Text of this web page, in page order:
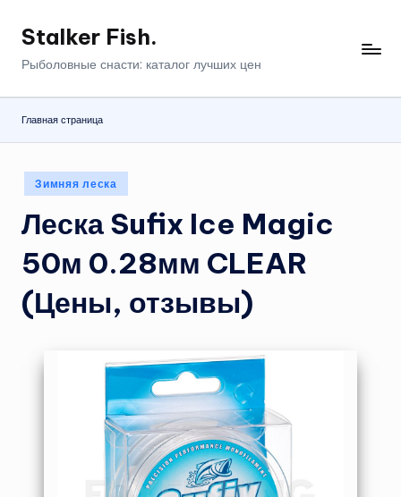
Перейти
Stalker Fish.
Рыболовные снасти: каталог лучших цен
Главная страница
Опубликовано
в
Зимняя леска
Леска Sufix Ice Magic
50м 0.28мм CLEAR
(Цены, отзывы)